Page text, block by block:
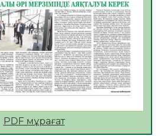
60
«САНАЛЫ ҰРПАҚ –
АТТЫ КЕҢЕЙТІЛГЕН
61
Азиядағы көшуге ең
PDF мұрағат